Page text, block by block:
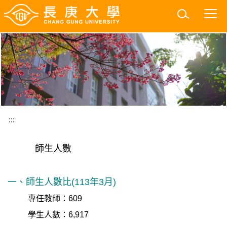
跳
到
要
內
容
區
:::
師生人數
一、 師生人數比(113年3月)
專任教師：609
學生人數：6,917